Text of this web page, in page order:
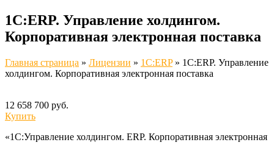
1С:ERP. Управление холдингом.
Корпоративная электронная поставка
Главная страница » Лицензии » 1C:ERP» 1С:ERP. Управление
холдингом. Корпоративная электронная поставка
12 658 700 руб.
Купить
«1С:Управление холдингом. ERP. Корпоративная электронная